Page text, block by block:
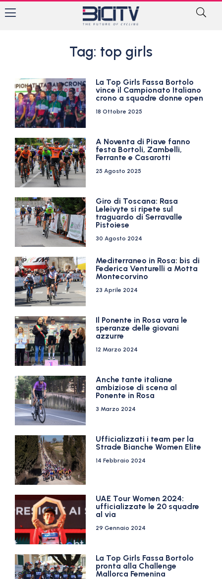
Tag: top girls
La Top Girls Fassa Bortolo
vince il Campionato Italiano
crono a squadre donne open
18 Ottobre 2025
A Noventa di Piave fanno
festa Bortoli, Zambelli,
Ferrante e Casarotti
25 Agosto 2025
Giro di Toscana: Rasa
Leleivyte si ripete sul
traguardo di Serravalle
Pistoiese
30 Agosto 2024
Mediterraneo in Rosa: bis di
Federica Venturelli a Motta
Montecorvino
23 Aprile 2024
Il Ponente in Rosa vara le
speranze delle giovani
azzurre
12 Marzo 2024
Anche tante italiane
ambiziose di scena al
Ponente in Rosa
3 Marzo 2024
Ufficializzati i team per la
Strade Bianche Women Elite
14 Febbraio 2024
UAE Tour Women 2024:
ufficializzate le 20 squadre
al via
29 Gennaio 2024
La Top Girls Fassa Bortolo
pronta alla Challenge
Mallorca Femenina